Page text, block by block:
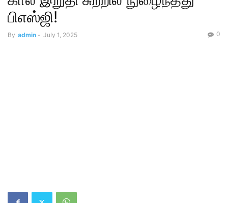
பிஎஸ்ஜி!
By admin - July 1, 2025 0